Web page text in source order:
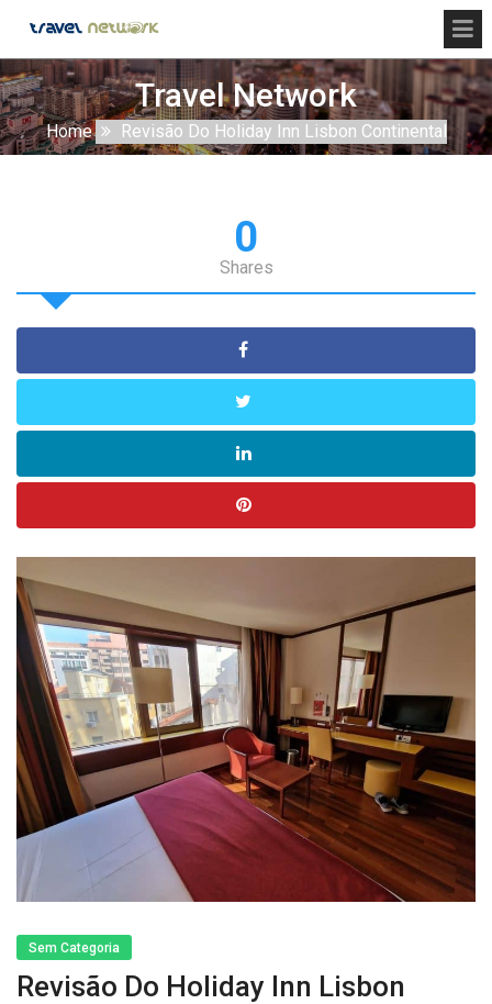
Travel Network
Home Revisão Do Holiday Inn Lisbon Continental
0
Shares
Sem Categoria
Revisão Do Holiday Inn Lisbon